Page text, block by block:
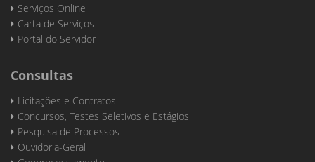
Serviços Online
Carta de Serviços
Portal do Servidor
Consultas
Licitações e Contratos
Concursos, Testes Seletivos e Estágios
Pesquisa de Processos
Ouvidoria-Geral